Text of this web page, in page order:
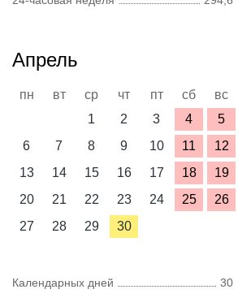
Апрель
пн вт ср чт пт сб
вс
1
2 3 4
5
6
7 8 9 10 11
12
13
14 15 16 17 18
19
20
21 22 23 24 25
26
27
28 29 30
Календарных дней
30